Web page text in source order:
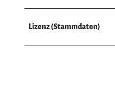
Lizenz (Stammdaten)